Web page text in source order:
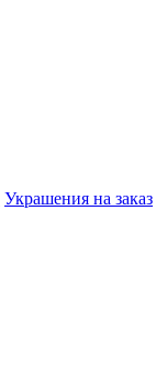
Украшения на заказ